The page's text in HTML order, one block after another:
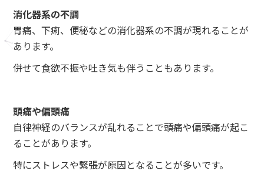
消化器系の不調
胃痛、下痢、便秘などの消化器系の不調が現れることが
あります。
併せて食欲不振や吐き気も伴うこともあります。
頭痛や偏頭痛
自律神経のバランスが乱れることで頭痛や偏頭痛が起こ
ることがあります。
特にストレスや緊張が原因となることが多いです。